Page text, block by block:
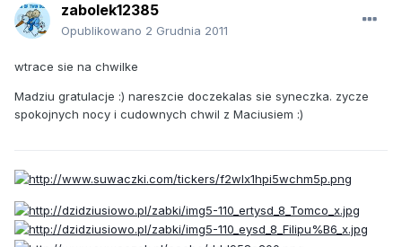
zabolek12385
Opublikowano 2 Grudnia 2011
wtrace sie na chwilke
Madziu gratulacje :) nareszcie doczekalas sie syneczka. zycze
spokojnych nocy i cudownych chwil z Maciusiem :)